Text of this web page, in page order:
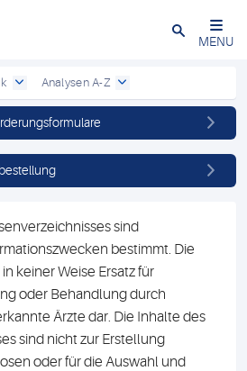
Schließen
MENU
Analysen A-Z
sind
bestimmt. Die
keiner Weise Ersatz für
oder Behandlung durch
Ärzte dar. Die Inhalte des
sind nicht zur Erstellung
oder für die Auswahl und